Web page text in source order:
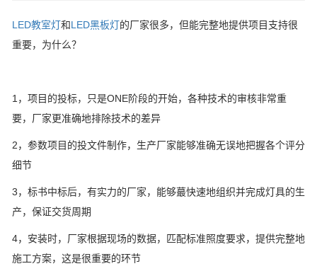
LED教室灯和LED黑板灯的厂家很多，但能完整地提供项目支持很
重要，为什么？
1，项目的投标，只是ONE阶段的开始，各种技术的审核非常重
要，厂家更准确地排除技术的差异
2，参数项目的投文件制作，生产厂家能够准确无误地把握各个评分
细节
3，标书中标后，有实力的厂家，能够蕞快速地组织并完成灯具的生
产，保证交货周期
4，安装时，厂家根据现场的数据，匹配标准照度要求，提供完整地
施工方案，这是很重要的环节